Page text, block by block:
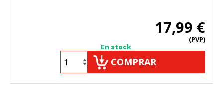
17,99 €
(PVP)
En stock
COMPRAR